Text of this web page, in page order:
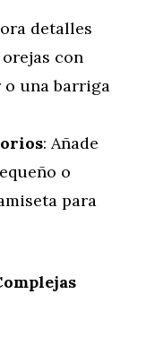
detalles
con
una barriga
: Añade
o
para